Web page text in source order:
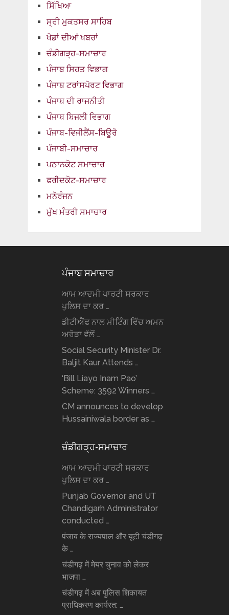
ਸਿੱਖਿਆ
ਸ੍ਰੀ ਮੁਕਤਸਰ ਸਾਹਿਬ
ਖੇਡਾਂ ਦੀਆਂ ਖਬਰਾਂ
ਚੰਡੀਗੜ੍ਹ-ਸਮਾਚਾਰ
ਪੰਜਾਬ ਸਿਹਤ ਵਿਭਾਗ
ਪੰਜਾਬ ਟਰਾਂਸਪੋਰਟ ਵਿਭਾਗ
ਪੰਜਾਬ ਦੀ ਰਾਜਨੀਤੀ
ਪੰਜਾਬ ਬਿਜਲੀ ਵਿਭਾਗ
ਪੰਜਾਬ-ਵਿਜੀਲੈਂਸ-ਬਿਊਰੋ
ਪੰਜਾਬੀ-ਸਮਾਚਾਰ
ਪਠਾਨਕੋਟ ਸਮਾਚਾਰ
ਫਰੀਦਕੋਟ-ਸਮਾਚਾਰ
ਮਨੋਰੰਜਨ
ਮੁੱਖ ਮੰਤਰੀ ਸਮਾਚਾਰ
ਪੰਜਾਬ ਸਮਾਚਾਰ
ਆਮ ਆਦਮੀ ਪਾਰਟੀ ਸਰਕਾਰ
ਪੁਲਿਸ ਦਾ ਕਰ …
ਡੀਟੀਐੱਫ ਨਾਲ ਮੀਟਿੰਗ ਵਿੱਚ ਅਮਨ
ਅਰੋੜਾ ਵੱਲੋਂ …
Social Security Minister Dr.
Baljit Kaur Attends …
‘Bill Liayo Inam Pao’
Scheme: 3592 Winners …
CM announces to develop
Hussainiwala border as …
ਚੰਡੀਗੜ੍ਹ-ਸਮਾਚਾਰ
ਆਮ ਆਦਮੀ ਪਾਰਟੀ ਸਰਕਾਰ
ਪੁਲਿਸ ਦਾ ਕਰ …
Punjab Governor and UT
Chandigarh Administrator
conducted …
पंजाब के राज्यपाल और यूटी चंडीगढ़
के …
चंडीगढ़ में मेयर चुनाव को लेकर
भाजपा …
चंडीगढ़ में अब पुलिस शिकायत
प्राधिकरण कार्यरत: …